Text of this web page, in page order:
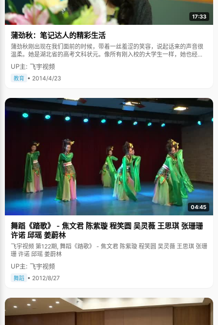
17:33
蒲劲秋：笔记达人的精彩生活
蒲劲秋刚出现在我们面前的时候，带着一丝羞涩的笑容，说起话来的声音很
温柔。她是湖北省的高考文科状元。像所有刚入校的大学生一样，她也经过
新鲜好奇迷茫调整等多种情绪后，逐渐找到了自己的定位。 妈妈是我的班主
任 在蒲劲秋看来，她和妈妈的相处方式更像是朋友，她遇见什么事情几乎都
想和妈妈说。即使到了大学，放假的时候，她也会偶尔和妈妈一起睡。 初中
说，"我就特别不舒服，会觉得那不是我妈么。"但是蒲劲秋的妈妈很体谅
她，作为班主任，她从不会像女儿打听班上同学的听讲情况，不会让女儿成
为一个"告密者"的角色。蒲劲秋告诉我们，后来对于这种感觉也就习惯了，
母女间的感情和师生情母女俩也觉得能够相得益彰。 笔记达人 蒲劲秋说起让
的。"蒲劲秋自嘲道，她会把每一门科目的笔记都整理的井井有条。她说到自
己的小时候写笔记，如果在一个地方写画了或者有一个大的墨团，即使这一
页已经快写完了，她都会把这一页撕掉重新写。这样对自己的严格要求和从
写过硬的书法，让蒲劲秋的笔记成为同学传阅和借鉴的对象。现在在大学很
少记笔记了，倒是很怀念那种记完一整本笔记的成就感。"老师很少夸我别
的，经常夸我卷面做的好。"蒲劲秋想想也觉得卷面整齐有赖于小时候跟着爷
爷学习写字。 学习书法 蒲劲秋的爷爷是个画家，每天都会在家里练习书法和
国画。小时候的蒲劲秋在爷爷身边耳濡目染，也对这些产生兴趣。再长大一
点，她也跟着爷爷练习书法，直到三四年级的时候开始在外面报班接受更加
正规的训练。"最开始的时候，我爸是很想让我学习书法的，因为这些可以让
有一个毛毡，可以练上一整天。写的时候自己也不会想别的，因为心浮气躁
的话在字上面一下就可以看出来。"现在的话，蒲劲秋还会在忙碌的学习生活
中抽出时间联系毛笔字，这样会让她感觉到内心的平静。 说起大学的变化，
蒲劲秋坦言自己上高中的时候虽然学习好，但是骨子里好像还是有些自卑，
刚来到北大的时候面对全国的顶尖学子也曾迷失自己的方向，但是，到了大
二的时候，"有时会被自己感动到，会觉得看不出来其实你还挺厉害的"，在
得自己充满了正能量！
UP主: 飞宇视频
教育 • 2014/4/23
04:45
舞蹈《踏歌》 - 焦文君 陈紫璇 程笑圆 吴灵薇 王思琪 张珊珊
许诺 邱瑶 姜蔚林
飞宇视频 第122期, 舞蹈《踏歌》 - 焦文君 陈紫璇 程笑圆 吴灵薇 王思琪 张珊
珊 许诺 邱瑶 姜蔚林
UP主: 飞宇视频
舞蹈 • 2012/8/27